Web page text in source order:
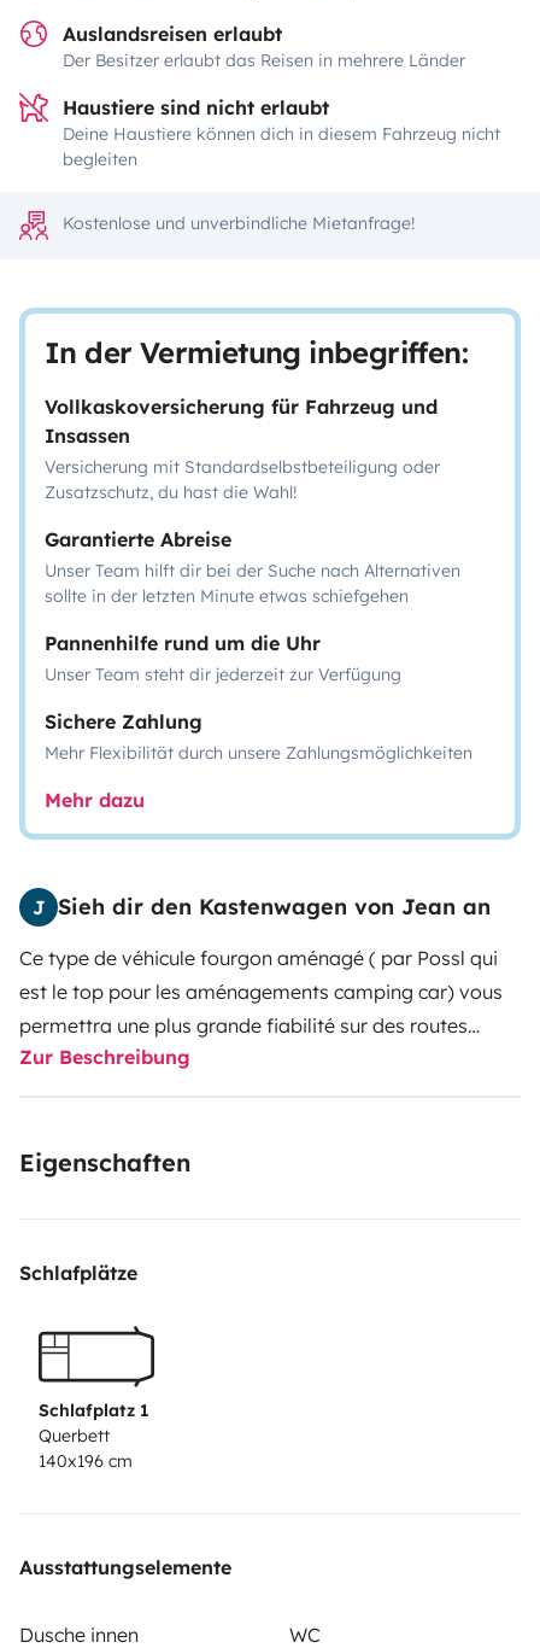
Auslandsreisen erlaubt
Der Besitzer erlaubt das Reisen in mehrere Länder
Haustiere sind nicht erlaubt
Deine Haustiere können dich in diesem Fahrzeug nicht
begleiten
Kostenlose und unverbindliche Mietanfrage!
In der Vermietung inbegriffen:
Vollkaskoversicherung für Fahrzeug und
Insassen
Versicherung mit Standardselbstbeteiligung oder
Zusatzschutz, du hast die Wahl!
Garantierte Abreise
Unser Team hilft dir bei der Suche nach Alternativen
sollte in der letzten Minute etwas schiefgehen
Pannenhilfe rund um die Uhr
Unser Team steht dir jederzeit zur Verfügung
Sichere Zahlung
Mehr Flexibilität durch unsere Zahlungsmöglichkeiten
Mehr dazu
J Sieh dir den Kastenwagen von Jean an
Ce type de véhicule fourgon aménagé ( par Possl qui
est le top pour les aménagements camping car) vous
permettra une plus grande fiabilité sur des routes
étroites ou pour vous garer.Le 'pur sinus' installé vous
donne la possibilité de recharger en tous lieux vos
conduite souple,vous ne depasserez guère 8 litres au
véhicules, la consommation est plus élevée.Deux
ainsi qu’un grand 'tapis de sol' plastifié pour vous
Zur Beschreibung
Eigenschaften
Schlafplätze
Schlafplatz 1
Querbett
140x196 cm
Ausstattungselemente
Dusche innen
WC